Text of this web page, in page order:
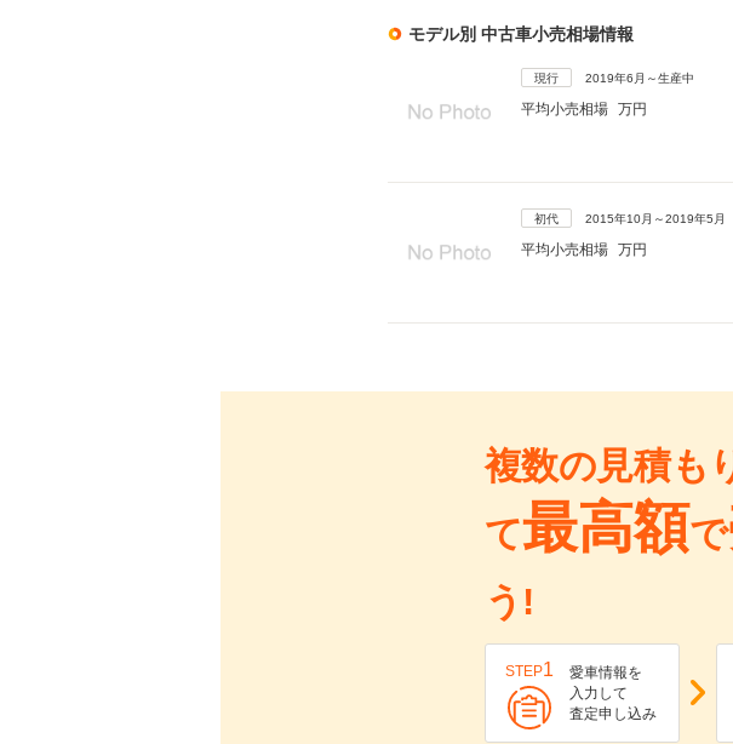
モデル別 中古車小売相場情報
現行 2019年6月～生産中
平均小売相場 万円
初代 2015年10月～2019年5月
平均小売相場 万円
複数の見積も
て最高額で
う!
STEP1
愛車情報を
入力して
査定申し込み